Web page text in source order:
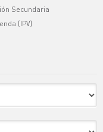
Secundaria
(IPV)